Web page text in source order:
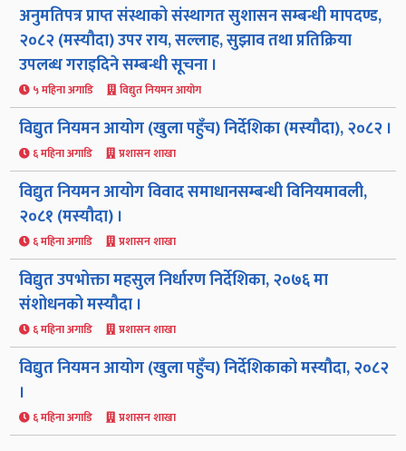
अनुमतिपत्र प्राप्त संस्थाको संस्थागत सुशासन सम्बन्धी मापदण्ड,
२०८२ (मस्यौदा) उपर राय, सल्लाह, सुझाव तथा प्रतिक्रिया
उपलब्ध गराइदिने सम्बन्धी सूचना ।
५ महिना अगाडि विद्युत नियमन आयोग
विद्युत नियमन आयोग (खुला पहुँच) निर्देशिका (मस्यौदा), २०८२ ।
६ महिना अगाडि प्रशासन शाखा
विद्युत नियमन आयोग विवाद समाधानसम्बन्धी विनियमावली,
२०८१ (मस्यौदा) ।
६ महिना अगाडि प्रशासन शाखा
विद्युत उपभोक्ता महसुल निर्धारण निर्देशिका, २०७६ मा
संशोधनको मस्यौदा ।
६ महिना अगाडि प्रशासन शाखा
विद्युत नियमन आयोग (खुला पहुँच) निर्देशिकाको मस्यौदा, २०८२
।
६ महिना अगाडि प्रशासन शाखा